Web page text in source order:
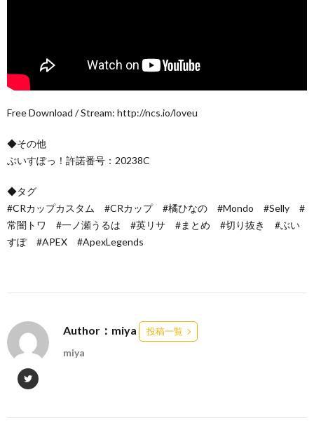
Free Download / Stream: http://ncs.io/loveu
◆その他
ぶいすぽっ！許諾番号：20238C
◆タグ
#CRカップカスタム #CRカップ #橘ひなの #Mondo #Selly #
常闇トワ #一ノ瀬うるは #英リサ #まとめ #切り抜き #ぶい
すぽ #APEX #ApexLegends
Author：miya 投稿一覧
miya